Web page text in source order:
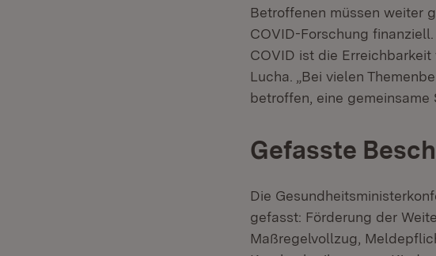
Betroffenen müssen weiter
COVID-Forschung
COVID ist die
Lucha. „Bei vielen
betroffen, eine
Gefasste
Die
gefasst: Förderung der
Maßregelvollzug,